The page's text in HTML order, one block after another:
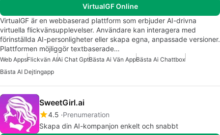
VirtualGF Online
VirtualGF är en webbaserad plattform som erbjuder AI-drivna
virtuella flickvänsupplevelser. Användare kan interagera med
förinställda AI-personligheter eller skapa egna, anpassade versioner.
Plattformen möjliggör textbaserade…
Web AppsFlickvän AIAi Chat GptBästa Ai Vän AppBästa Ai Chattbox
Bästa AI Dejtingapp
SweetGirl.ai
4.5 Prenumeration
Skapa din AI-kompanjon enkelt och snabbt